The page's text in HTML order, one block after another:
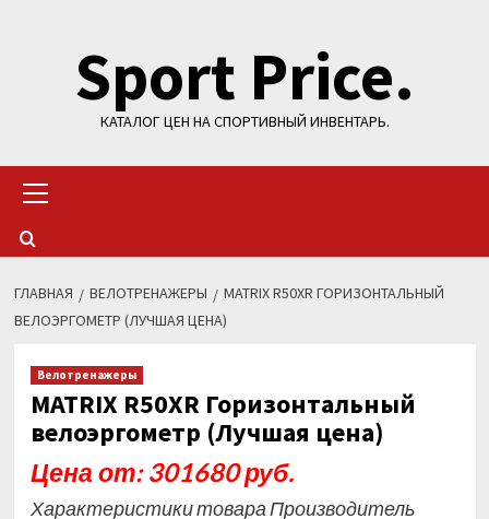
содержимомуSport Price.
КАТАЛОГ ЦЕН НА СПОРТИВНЫЙ ИНВЕНТАРЬ.
меню
ГЛАВНАЯ ВЕЛОТРЕНАЖЕРЫ
MATRIX R50XR ГОРИЗОНТАЛЬНЫЙ
ВЕЛОЭРГОМЕТР (ЛУЧШАЯ ЦЕНА)
Велотренажеры
MATRIX R50XR Горизонтальный
велоэргометр (Лучшая цена)
Цена от: 301680 руб.
Характеристики товара Производитель